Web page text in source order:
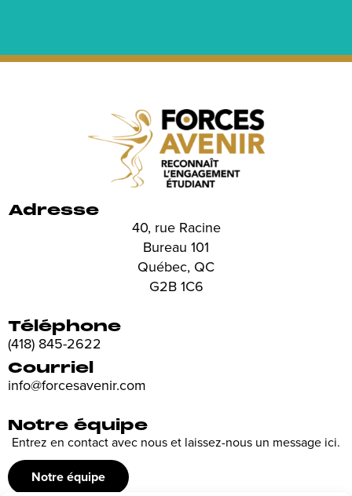
Adresse
40, rue Racine
Bureau 101
Québec, QC
G2B 1C6
Téléphone
(418) 845-2622
Courriel
info@forcesavenir.com
Notre équipe
Entrez en contact avec nous et laissez-nous un message ici.
Notre équipe